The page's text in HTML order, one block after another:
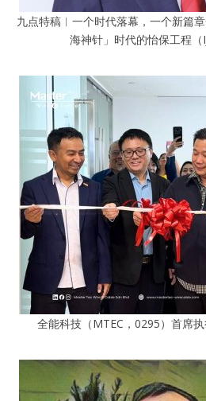
九点特稿︱一个时代落幕，一个新篇
海神针」时代的怡保工程（
全能科技（MTEC，0295）首席